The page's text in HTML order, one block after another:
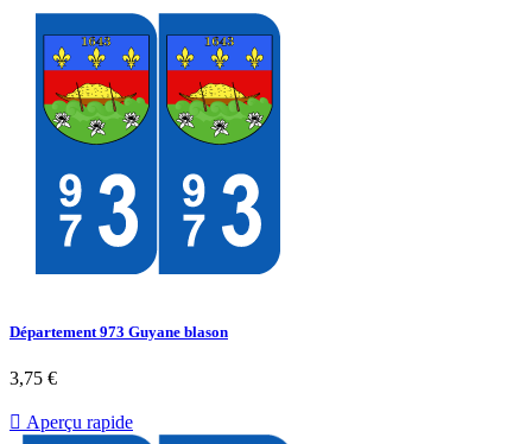
Département 973 Guyane blason
3,75 €
 Aperçu rapide